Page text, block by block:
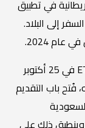
في تطبيق
إلى البلاد.
فُتح باب تقديم طلبات الحصول على تأشيرة ETA في 25 أكتوبر
فُتح باب التقديم
فبراير 2024. وينطبق ذلك على